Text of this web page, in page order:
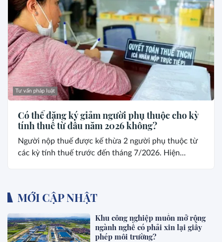
Tư vấn pháp luật
Có thể đăng ký giảm người phụ thuộc cho kỳ
tính thuế từ đầu năm 2026 không?
Người nộp thuế được kế thừa 2 người phụ thuộc từ
các kỳ tính thuế trước đến tháng 7/2026. Hiện...
MỚI CẬP NHẬT
Khu công nghiệp muốn mở rộng
ngành nghề có phải xin lại giấy
phép môi trường?